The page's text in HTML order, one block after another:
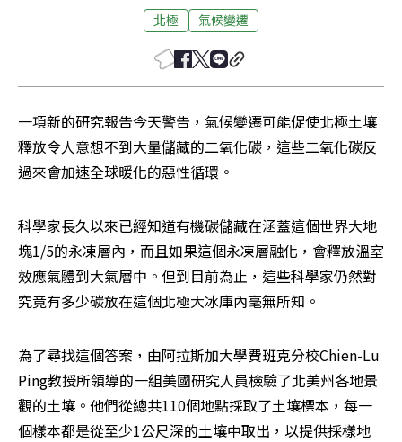
北極 氣候變遷
一項新的研究報告今天警告，氣候變遷可能促使北極土壤
釋放令人意想不到大量儲藏的二氧化碳，這些二氧化碳反
過來會加速全球暖化的惡性循環。
科學家長久以來已經知道有機碳儲藏在涵蓋這個世界大地
塊1/5的永凍層內，而且如果這個永凍層融化，會釋放溫室
效應氣體到大氣層中。但到目前為止，這些科學家仍然對
究竟有多少碳放在這個北極大冰庫內毫無所知。
為了尋找這個答案，由阿拉斯加大學費班克分校Chien-Lu
Ping教授所領導的一組美國研究人員檢驗了北美州各地景
觀的土壤。他們從總共110個地點採取了土壤標本，每一
個樣本都是從至少1公尺深的土壤中取出，以提供採樣地